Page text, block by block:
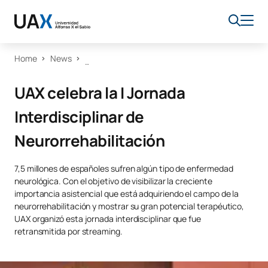
Home News
UAX celebra la I Jornada
Interdisciplinar de
Neurorrehabilitación
7,5 millones de españoles sufren algún tipo de enfermedad
neurológica. Con el objetivo de visibilizar la creciente
importancia asistencial que está adquiriendo el campo de la
neurorrehabilitación y mostrar su gran potencial terapéutico,
UAX organizó esta jornada interdisciplinar que fue
retransmitida por streaming.